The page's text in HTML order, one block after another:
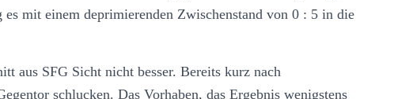
mit einem deprimierenden Zwischenstand von 0 : 5 in die
aus SFG Sicht nicht besser. Bereits kurz nach
schlucken. Das Vorhaben, das Ergebnis wenigstens